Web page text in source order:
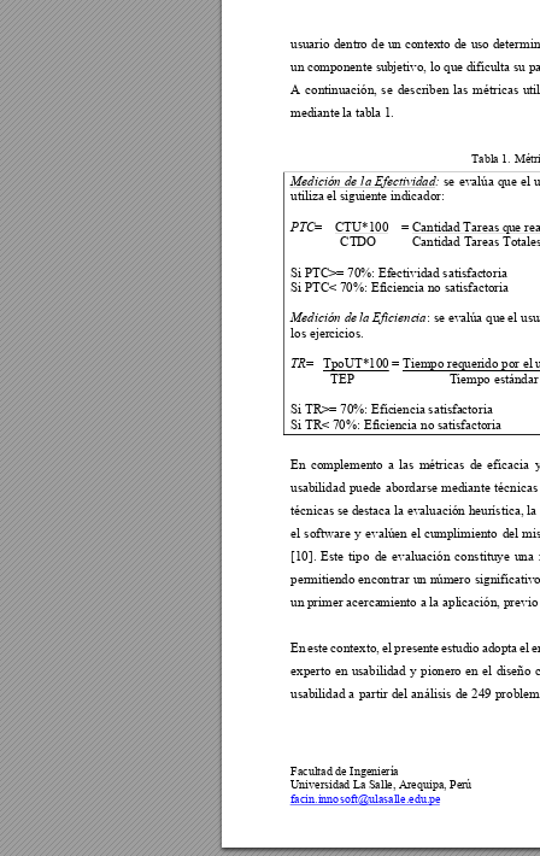
Facultad de Ingeniería
Universidad La Salle, Arequipa, Perú
facin.innosoft@ulasalle.edu.pe
usuario dentro de un contexto de uso
un componente subjetivo, lo que dificulta su
A continuación, se describen las métricas
mediante la tabla 1.
Tabla 1.
Medición de la Efectividad: se evalúa que el
utiliza el siguiente indicador:
PTC=    CTU*100 = Cantidad Tareas que
               CTDO
Cantidad Tareas To
Si PTC>= 70%: Efectividad satisfac
Si PTC< 70%: Eficiencia no satisfactoria
Medición de la Eficiencia: se evalúa que el
los ejercicios.
TR=   TpoUT*100 = Tiempo requerido por el
            TEP
Tiempo
Si TR>= 70%: Eficiencia satisfa
Si TR< 70%: Eficiencia no satisfactoria
En complemento a las métricas de eficacia
usabilidad puede abordarse mediante técnicas
técnicas se destaca la evaluación heurística,
el software y evalúen el cumplimiento del
[10]. Este tipo de evaluación constituye una
permitiendo encontrar un número
un primer acercamiento a la aplicación, previo
En este contexto, el presente estudio adopta el
experto en usabilidad y pionero en el diseño
usabilidad a partir del análisis de 249